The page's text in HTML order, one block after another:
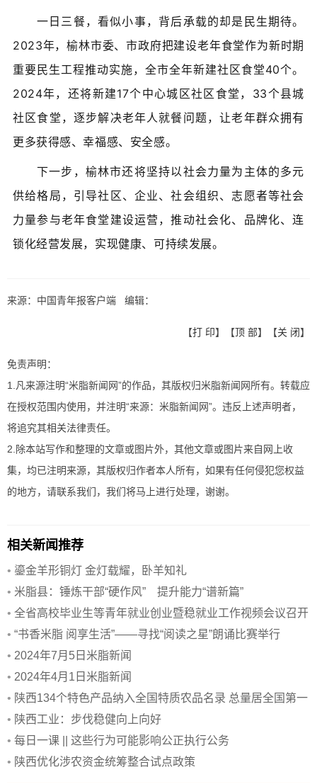
一日三餐，看似小事，背后承载的却是民生期待。
2023年，榆林市委、市政府把建设老年食堂作为新时期
重要民生工程推动实施，全市全年新建社区食堂40个。
2024年，还将新建17个中心城区社区食堂，33个县城
社区食堂，逐步解决老年人就餐问题，让老年群众拥有
更多获得感、幸福感、安全感。
下一步，榆林市还将坚持以社会力量为主体的多元
供给格局，引导社区、企业、社会组织、志愿者等社会
力量参与老年食堂建设运营，推动社会化、品牌化、连
锁化经营发展，实现健康、可持续发展。
来源：中国青年报客户端 编辑：
【打 印】【顶 部】【关 闭】
免责声明：
1.凡来源注明“米脂新闻网”的作品，其版权归米脂新闻网所有。转载应
在授权范围内使用，并注明“来源：米脂新闻网”。违反上述声明者，
将追究其相关法律责任。
2.除本站写作和整理的文章或图片外，其他文章或图片来自网上收
集，均已注明来源，其版权归作者本人所有，如果有任何侵犯您权益
的地方，请联系我们，我们将马上进行处理，谢谢。
相关新闻推荐
• 鎏金羊形铜灯 金灯载耀，卧羊知礼
• 米脂县：锤炼干部“硬作风” 提升能力“谱新篇”
• 全省高校毕业生等青年就业创业暨稳就业工作视频会议召开
• “书香米脂 阅享生活”——寻找“阅读之星”朗诵比赛举行
• 2024年7月5日米脂新闻
• 2024年4月1日米脂新闻
• 陕西134个特色产品纳入全国特质农品名录 总量居全国第一
• 陕西工业：步伐稳健向上向好
• 每日一课 || 这些行为可能影响公正执行公务
• 陕西优化涉农资金统筹整合试点政策